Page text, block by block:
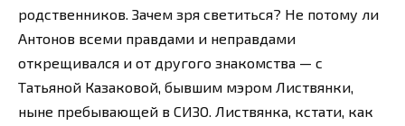
родственников. Зачем зря светиться? Не потому ли
Антонов всеми правдами и неправдами
открещивался и от другого знакомства — с
Татьяной Казаковой, бывшим мэром Листвянки,
ныне пребывающей в СИЗО. Листвянка, кстати, как